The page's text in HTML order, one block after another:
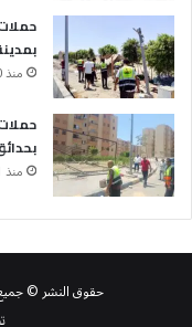
بمدينة 6
منذ 20 ساعة
منذ 21 ساعة
حقوق النشر ©